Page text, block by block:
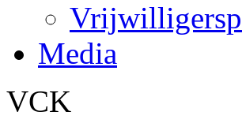
Media
VCK